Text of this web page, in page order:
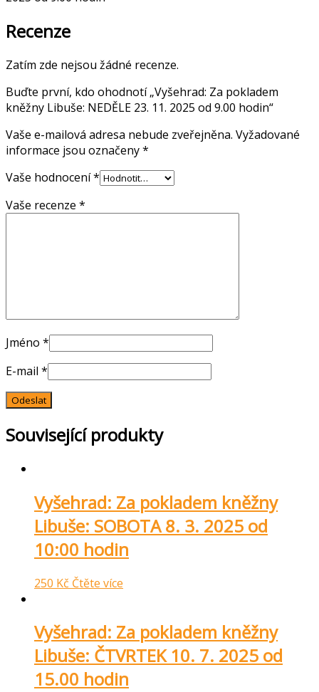
Recenze
Zatím zde nejsou žádné recenze.
Buďte první, kdo ohodnotí „Vyšehrad: Za pokladem
kněžny Libuše: NEDĚLE 23. 11. 2025 od 9.00 hodin“
Vaše e-mailová adresa nebude zveřejněna. Vyžadované
informace jsou označeny*
Vaše hodnocení*
Vaše recenze *
Jméno *
E-mail *
Související produkty
Vyšehrad: Za pokladem kněžny
Libuše: SOBOTA 8. 3. 2025 od
10:00 hodin
250 Kč Čtěte více
Vyšehrad: Za pokladem kněžny
Libuše: ČTVRTEK 10. 7. 2025 od
15.00 hodin